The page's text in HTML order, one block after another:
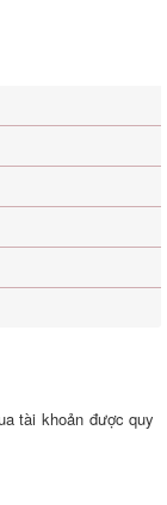
tài khoản được quy